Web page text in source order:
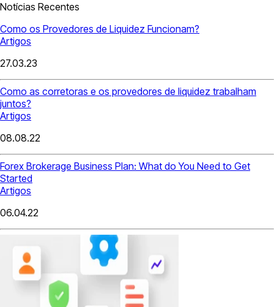
Notícias Recentes
Como os Provedores de Liquidez Funcionam?
Artigos
27.03.23
Como as corretoras e os provedores de liquidez trabalham
juntos?
Artigos
08.08.22
Forex Brokerage Business Plan: What do You Need to Get
Started
Artigos
06.04.22